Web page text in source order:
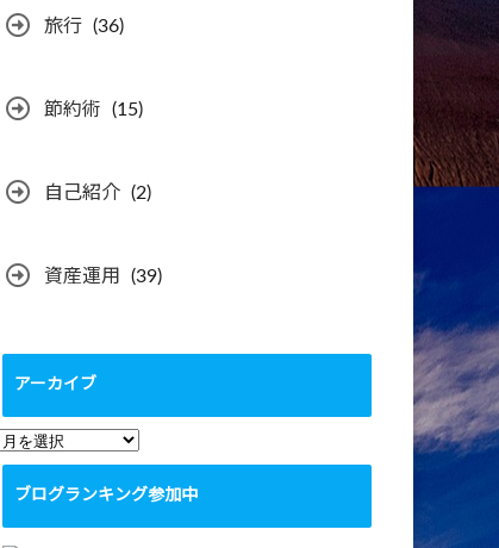
旅行 (36)
節約術 (15)
自己紹介 (2)
資産運用 (39)
アーカイブ
ア
ー
イ
ブログランキング参加中